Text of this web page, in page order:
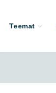
Teemat